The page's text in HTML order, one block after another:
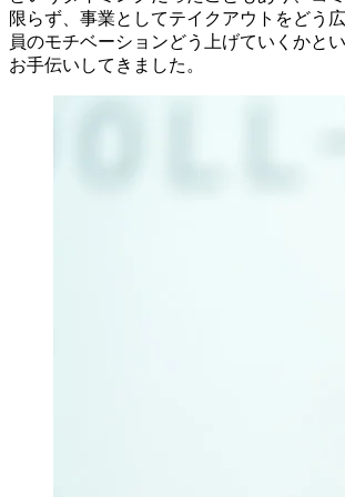
限らず、事業としてテイクアウトをどう
員のモチベーションどう上げていくかと
お手伝いしてきました。